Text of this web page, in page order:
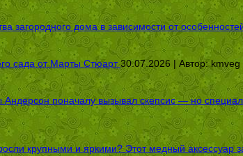
загородного дома в зависимости от
сада от Марты Стюарт 30.07.2026 | Автор:kmveg
поначалу вызывал скепсис — но
крупными и яркими? Этот медный аксессуар